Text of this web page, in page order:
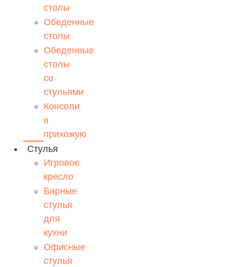
столы
Обеденные
столы
Обеденные
столы
со
стульями
Консоли
в
прихожую
Стулья
Игровое
кресло
Барные
стулья
для
кухни
Офисные
стулья